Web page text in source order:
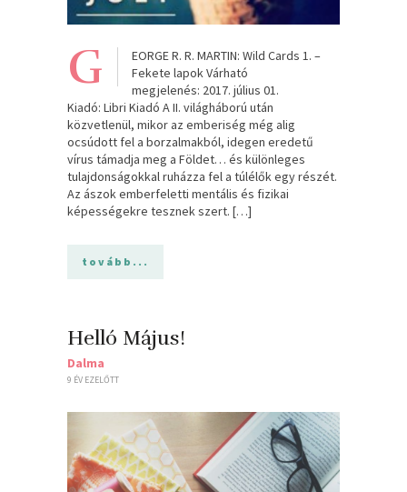
G
EORGE R. R. MARTIN: Wild Cards 1. –
Fekete lapok Várható
megjelenés: 2017. július 01.
Kiadó: Libri Kiadó A II. világháború után
közvetlenül, mikor az emberiség még alig
ocsúdott fel a borzalmakból, idegen eredetű
vírus támadja meg a Földet… és különleges
tulajdonságokkal ruházza fel a túlélők egy részét.
Az ászok emberfeletti mentális és fizikai
képességekre tesznek szert. […]
tovább...
Helló Május!
Dalma
9 ÉV EZELŐTT